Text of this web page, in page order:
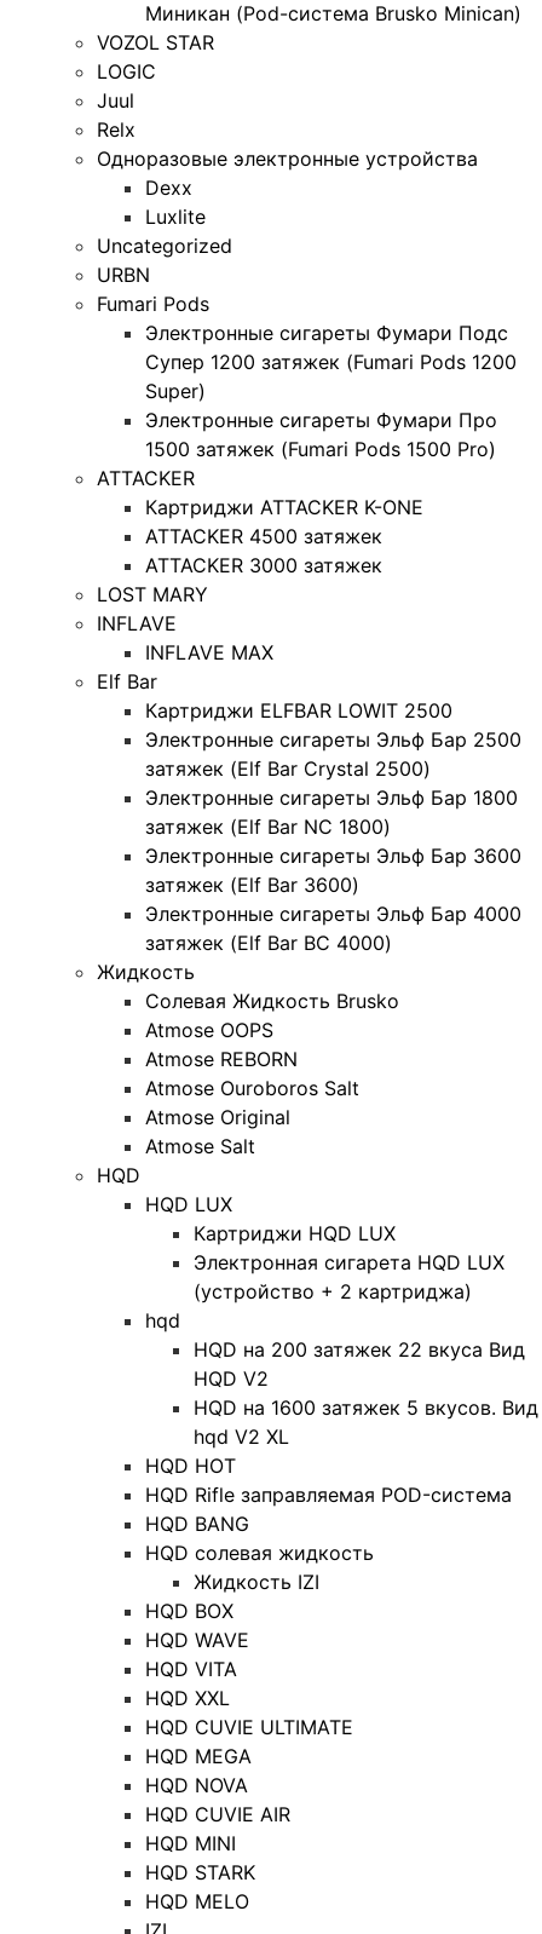
Миникан (Pod-система Brusko Minican)
VOZOL STAR
LOGIC
Juul
Relx
Одноразовые электронные устройства
Dexx
Luxlite
Uncategorized
URBN
Fumari Pods
Электронные сигареты Фумари Подс
Супер 1200 затяжек (Fumari Pods 1200
Super)
Электронные сигареты Фумари Про
1500 затяжек (Fumari Pods 1500 Pro)
ATTACKER
Картриджи ATTACKER K-ONE
ATTACKER 4500 затяжек
ATTACKER 3000 затяжек
LOST MARY
INFLAVE
INFLAVE MAX
Elf Bar
Картриджи ELFBAR LOWIT 2500
Электронные сигареты Эльф Бар 2500
затяжек (Elf Bar Crystal 2500)
Электронные сигареты Эльф Бар 1800
затяжек (Elf Bar NC 1800)
Электронные сигареты Эльф Бар 3600
затяжек (Elf Bar 3600)
Электронные сигареты Эльф Бар 4000
затяжек (Elf Bar BC 4000)
Жидкость
Солевая Жидкость Brusko
Atmose OOPS
Atmose REBORN
Atmose Ouroboros Salt
Atmose Original
Atmose Salt
HQD
HQD LUX
Картриджи HQD LUX
Электронная сигарета HQD LUX
(устройство + 2 картриджа)
hqd
HQD на 200 затяжек 22 вкуса Вид
HQD V2
HQD на 1600 затяжек 5 вкусов. Вид
hqd V2 XL
HQD HOT
HQD Rifle заправляемая POD-система
HQD BANG
HQD солевая жидкость
Жидкость IZI
HQD BOX
HQD WAVE
HQD VITA
HQD XXL
HQD CUVIE ULTIMATE
HQD MEGA
HQD NOVA
HQD CUVIE AIR
HQD MINI
HQD STARK
HQD MELO